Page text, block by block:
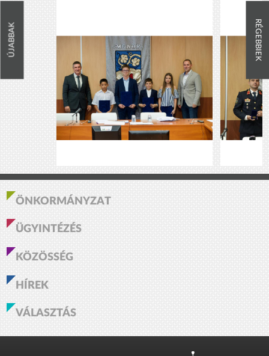
ÚJABBAK RÉGEBBIEK
ÖNKORMÁNYZAT
ÜGYINTÉZÉS
KÖZÖSSÉG
HÍREK
VÁLASZTÁS